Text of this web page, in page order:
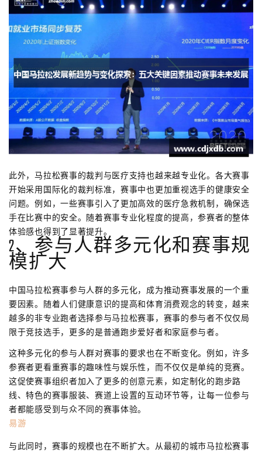
此外，马拉松赛事的裁判与医疗支持也越来越专业化。各大赛事
开始采用国际化的裁判标准，赛事中也更加重视选手的健康安全
问题。例如，一些赛事引入了更加高效的医疗急救机制，确保选
手在比赛中的安全。随着赛事专业化程度的提高，参赛者的整体
体验感也得到了显著提升。
2、参与人群多元化和赛事规
模扩大
中国马拉松赛事参与人群的多元化，成为推动赛事发展的一个重
要因素。随着人们健康意识的提高和体育消费观念的转变，越来
越多的非专业跑者选择参与马拉松赛事，赛事的参与者不仅仅局
限于竞技选手，更多的是普通跑步爱好者和家庭参与者。
这种多元化的参与人群对赛事的要求也在不断变化。例如，许多
参赛者更看重赛事的趣味性与娱乐性，而不仅仅是单纯的竞赛。
这促使赛事组织者加入了更多的创意元素，如定制化的跑步路
线、特色的赛事服装、赛道上设置的互动环节等，让每一位参与
者都能感受到与众不同的赛事体验。
易游
与此同时，赛事的规模也在不断扩大。从最初的城市马拉松赛事